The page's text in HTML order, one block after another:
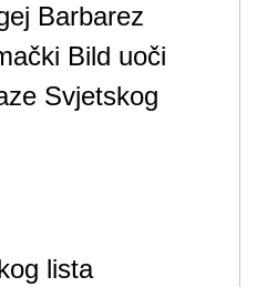
Barbarez
Bild uoči
Svjetskog
lista